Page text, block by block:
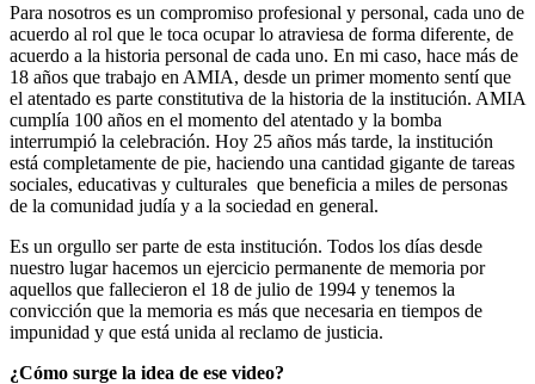
Para nosotros es un compromiso profesional y personal, cada uno de
acuerdo al rol que le toca ocupar lo atraviesa de forma diferente, de
acuerdo a la historia personal de cada uno. En mi caso, hace más de
18 años que trabajo en AMIA, desde un primer momento sentí que
el atentado es parte constitutiva de la historia de la institución. AMIA
cumplía 100 años en el momento del atentado y la bomba
interrumpió la celebración. Hoy 25 años más tarde, la institución
está completamente de pie, haciendo una cantidad gigante de tareas
sociales, educativas y culturales que beneficia a miles de personas
de la comunidad judía y a la sociedad en general.
Es un orgullo ser parte de esta institución. Todos los días desde
nuestro lugar hacemos un ejercicio permanente de memoria por
aquellos que fallecieron el 18 de julio de 1994 y tenemos la
convicción que la memoria es más que necesaria en tiempos de
impunidad y que está unida al reclamo de justicia.
¿Cómo surge la idea de ese video?